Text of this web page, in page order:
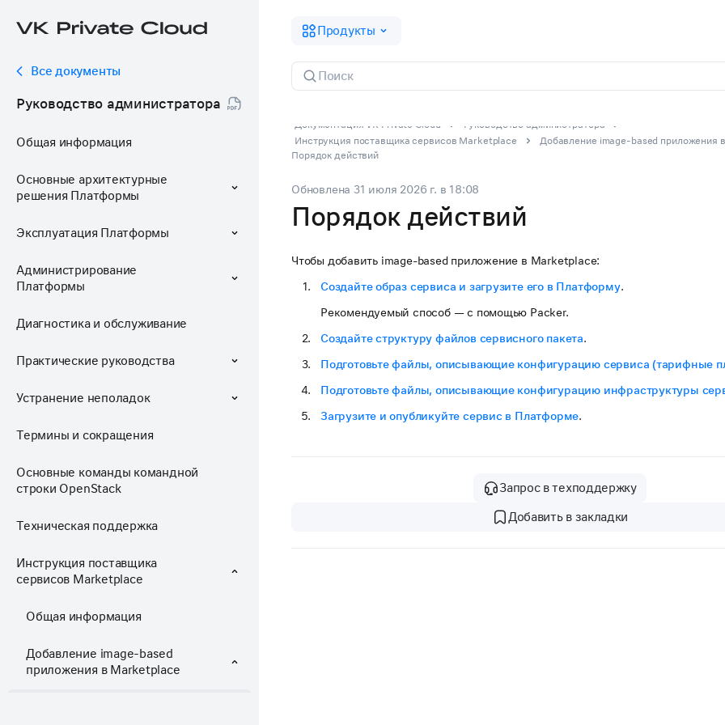
Продукты
Все документы
Руководство администратора
Общая информация
Основные архитектурные
решения Платформы
Эксплуатация Платформы
Администрирование
Платформы
Диагностика и обслуживание
Практические руководства
Устранение неполадок
Термины и сокращения
Основные команды командной
строки OpenStack
Техническая поддержка
Инструкция поставщика
сервисов Marketplace
Общая информация
Добавление image-based
приложения в Marketplace
Документация VK Private Cloud
Руководство администратора
Инструкция поставщика сервисов Marketplace
Добавление image-based приложения
Порядок действий
Обновлена 31 июля 2026 г. в 18:08
Порядок действий
Чтобы добавить image-based приложение в Marketplace:
Создайте образ сервиса и загрузите его в Платформу.
Рекомендуемый способ — с помощью Packer.
Создайте структуру файлов сервисного пакета.
Подготовьте файлы, описывающие конфигурацию сервиса (тарифные
Подготовьте файлы, описывающие конфигурацию инфраструктуры
Загрузите и опубликуйте сервис в Платформе.
Запрос в техподдержку
Добавить в закладки